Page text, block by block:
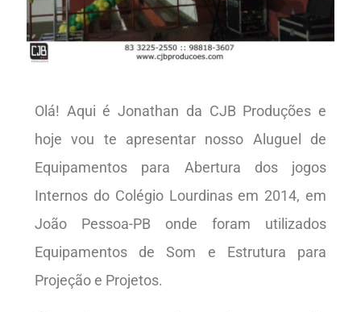
Olá! Aqui é Jonathan da CJB Produções e
hoje vou te apresentar nosso Aluguel de
Equipamentos para Abertura dos jogos
Internos do Colégio Lourdinas em 2014, em
João Pessoa-PB onde foram utilizados
Equipamentos de Som e Estrutura para
Projeção e Projetos.